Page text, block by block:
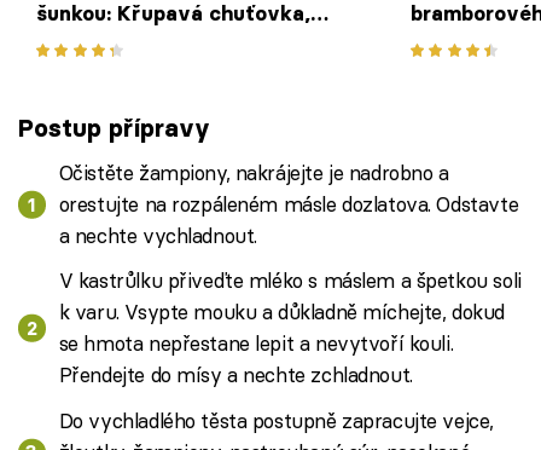
šunkou: Křupavá chuťovka,
která zmizí ze stolu během pár
Postup přípravy
Očistěte žampiony, nakrájejte je nadrobno a
orestujte na rozpáleném másle dozlatova. Odstavte
a nechte vychladnout.
V kastrůlku přiveďte mléko s máslem a špetkou soli
k varu. Vsypte mouku a důkladně míchejte, dokud
se hmota nepřestane lepit a nevytvoří kouli.
Přendejte do mísy a nechte zchladnout.
Do vychladlého těsta postupně zapracujte vejce,